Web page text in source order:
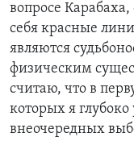
вопросе
себя красные
являются
физическим
считаю, что в
которых я
внеочередных